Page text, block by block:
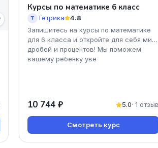
Курсы по математике 6 класс
Т Тетрика
4.8
Запишитесь на курсы по математике
для 6 класса и откройте для себя мир
дробей и процентов! Мы поможем
вашему ребенку уве
10 744 ₽ 5.0· 1 отзыв
Смотреть курс